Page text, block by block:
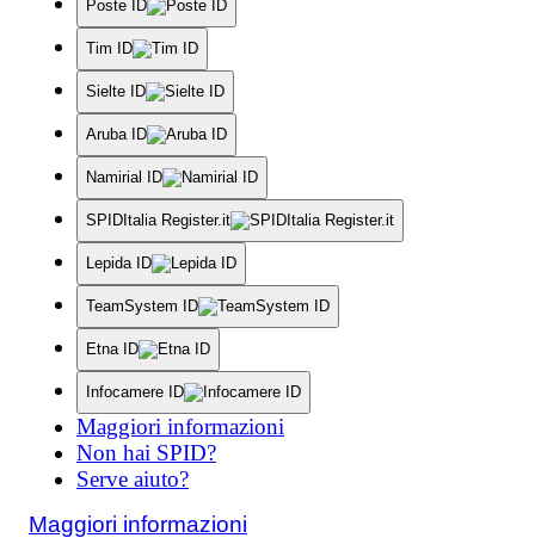
Poste ID
Tim ID
Sielte ID
Aruba ID
Namirial ID
SPIDItalia Register.it
Lepida ID
TeamSystem ID
Etna ID
Infocamere ID
Maggiori informazioni
Non hai SPID?
Serve aiuto?
Maggiori informazioni